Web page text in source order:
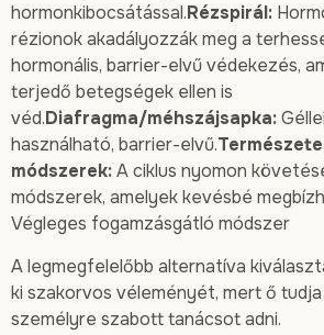
hormonkibocsátással.Rézspirál:
rézionok akadályozzák meg a
hormonális, barrier-elvű védekezés,
terjedő betegségek ellen is
véd.Diafragma/méhszájsapka:
használható, barrier-elvű.
módszerek:A ciklus nyomon
módszerek, amelyek kevésbé
Végleges fogamzásgátló módszer
A legmegfelelőbb alternatíva
ki szakorvos véleményét, mert ő tudja
személyre szabott tanácsot adni.